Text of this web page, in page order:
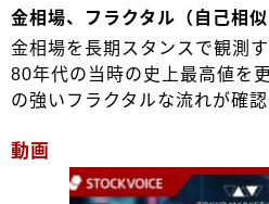
金相場、フラクタル（自己相似
金相場を長期スタンスで観測
80年代の当時の史上最高値を
の強いフラクタルな流れが確認
動画